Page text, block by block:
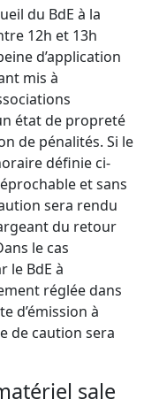
du BdE à la
12h et 13h
d’application
mis à
état de propreté
de pénalités. Si le
définie ci-
et sans
sera rendu
du retour
le cas
le BdE à
réglée dans
d’émission à
de caution sera
sale